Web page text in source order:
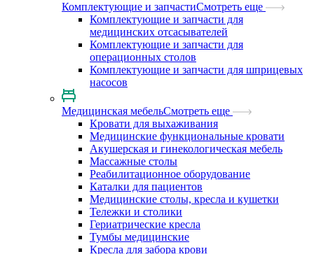
Комплектующие и запчастиСмотреть еще
Комплектующие и запчасти для
медицинских отсасывателей
Комплектующие и запчасти для
операционных столов
Комплектующие и запчасти для шприцевых
насосов
Медицинская мебельСмотреть еще
Кровати для выхаживания
Медицинские функциональные кровати
Акушерская и гинекологическая мебель
Массажные столы
Реабилитационное оборудование
Каталки для пациентов
Медицинские столы, кресла и кушетки
Тележки и столики
Гериатрические кресла
Тумбы медицинские
Кресла для забора крови